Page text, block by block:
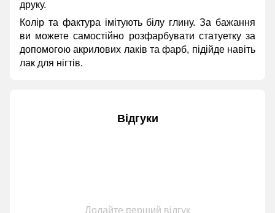
друку.
Колір та фактура імітують білу глину. За бажання
ви можете самостійно розфарбувати статуетку за
допомогою акрилових лаків та фарб, підійде навіть
лак для нігтів.
Відгуки
Додайте перший відгук